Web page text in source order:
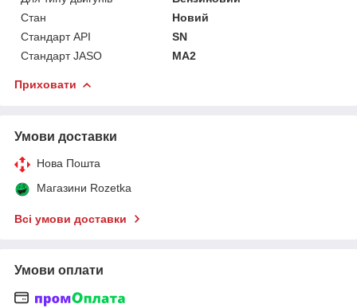
Стан
Новий
Стандарт API
SN
Стандарт JASO
MA2
Приховати
Умови доставки
Нова Пошта
Магазини Rozetka
Всі умови доставки
Умови оплати